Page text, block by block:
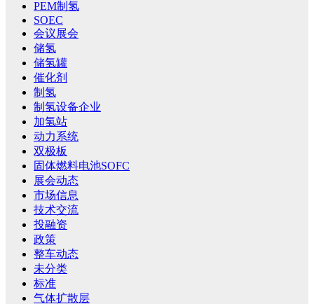
PEM制氢
SOEC
会议展会
储氢
储氢罐
催化剂
制氢
制氢设备企业
加氢站
动力系统
双极板
固体燃料电池SOFC
展会动态
市场信息
技术交流
投融资
政策
整车动态
未分类
标准
气体扩散层